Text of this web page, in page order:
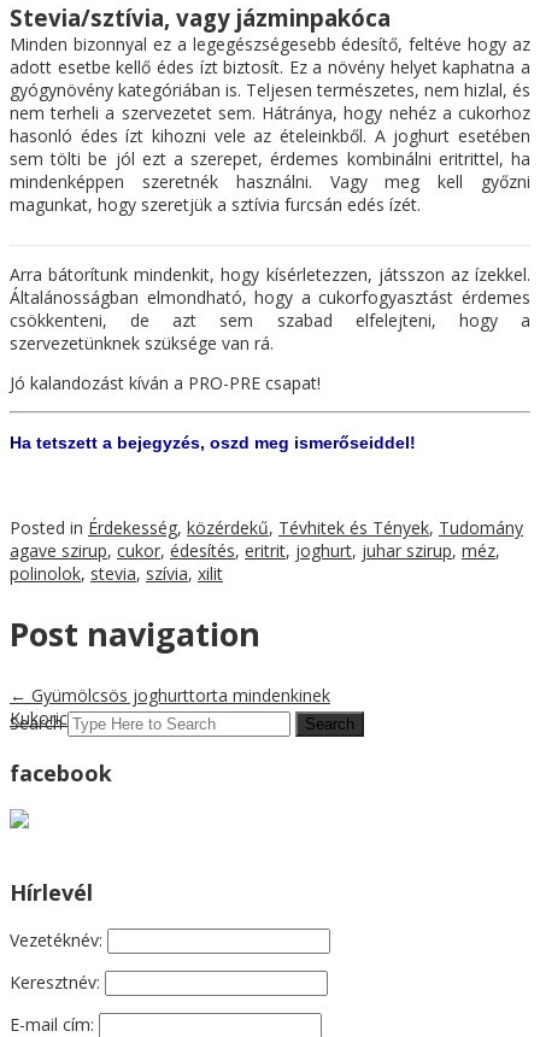
Stevia/sztívia, vagy jázminpakóca
Minden bizonnyal ez a legegészségesebb édesítő, feltéve hogy az
adott esetbe kellő édes ízt biztosít. Ez a növény helyet kaphatna a
gyógynövény kategóriában is. Teljesen természetes, nem hizlal, és
nem terheli a szervezetet sem. Hátránya, hogy nehéz a cukorhoz
hasonló édes ízt kihozni vele az ételeinkből. A joghurt esetében
sem tölti be jól ezt a szerepet, érdemes kombinálni eritrittel, ha
mindenképpen szeretnék használni. Vagy meg kell győzni
magunkat, hogy szeretjük a sztívia furcsán edés ízét.
Arra bátorítunk mindenkit, hogy kísérletezzen, játsszon az ízekkel.
Általánosságban elmondható, hogy a cukorfogyasztást érdemes
csökkenteni, de azt sem szabad elfelejteni, hogy a
szervezetünknek szüksége van rá.
Jó kalandozást kíván a PRO-PRE csapat!
Ha tetszett a bejegyzés, oszd meg ismerőseiddel!
Posted in Érdekesség, közérdekű, Tévhitek és Tények, Tudomány
agave szirup, cukor, édesítés, eritrit, joghurt, juhar szirup, méz,
polinolok, stevia, szívia, xilit
Post navigation
← Gyümölcsös joghurttorta mindenkinek
Kukoricás sajtkrémleves→
Search
facebook
Hírlevél
Vezetéknév:
Keresztnév:
E-mail cím: